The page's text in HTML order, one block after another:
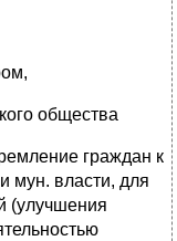
общества
граждан к
мун. власти, для
(улучшения